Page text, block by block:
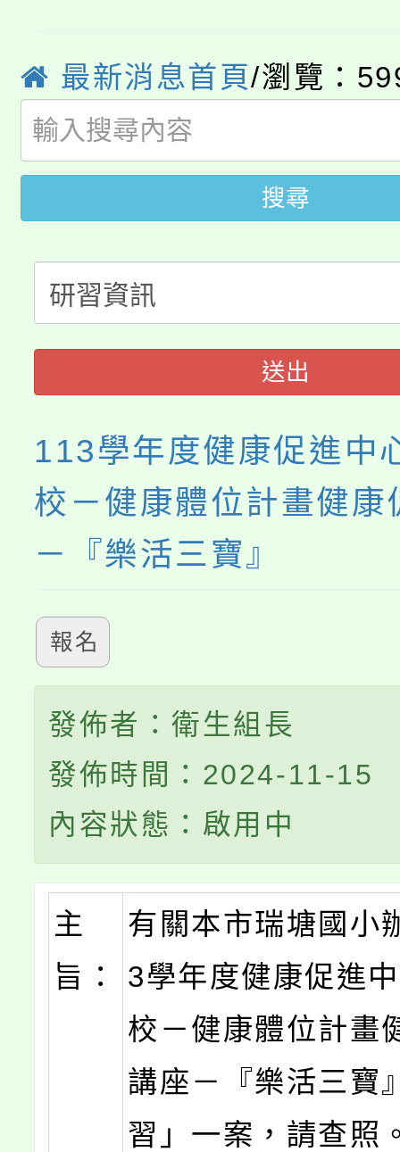
局官網。
8月14至27日，桃園電
開!
115年桃園市運動會8/
田徑場及游泳池舉行。
桃園市低收入戶享有免
視費優惠，中低收入戶
半價優惠，詳情可洽有
者。
大園自造教育及科技中
份教師增能研習
大溪自造教育及科技中
份教師研習
淨零綠生活教案入校路
會
115年食農教育專業人
程
最新消息首頁/瀏覽：
搜尋
送出
113學年度健康促進中
校－健康體位計畫健康
－『樂活三寶』
報名
發佈者：衛生組長
發佈時間：2024-11-15
內容狀態：啟用中
主
旨：
有關本市瑞塘國小
3學年度健康促進
校－健康體位計畫
講座－『樂活三寶
習」一案，請查照